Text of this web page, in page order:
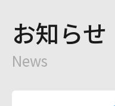
お知らせ
News